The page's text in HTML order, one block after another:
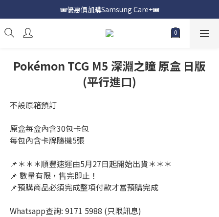
📍購買Samsung Galaxy S25📍
🎟️優惠價加購Samsung Care+🎟️
📍購買Samsung Galaxy S25📍
Pokémon TCG M5 深淵之瞳 原盒 日版
(平行進口)
不設原箱預訂
原盒每盒內含30包卡包
每包內含卡牌隨機5張
📌＊＊＊順豐速運由5月27日起開始出貨＊＊＊
📌 數量有限，售完即止！
📌預購商品必須完成整項付款才當預購完成
Whatsapp查詢: 9171 5988 (只限訊息)